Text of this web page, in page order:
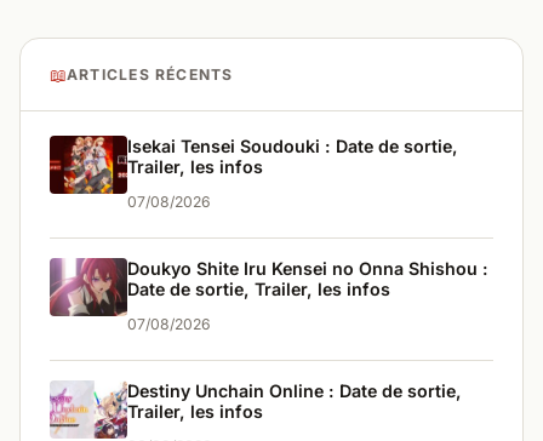
📖ARTICLES RÉCENTS
Isekai Tensei Soudouki : Date de sortie,
Trailer, les infos
07/08/2026
Doukyo Shite Iru Kensei no Onna Shishou :
Date de sortie, Trailer, les infos
07/08/2026
Destiny Unchain Online : Date de sortie,
Trailer, les infos